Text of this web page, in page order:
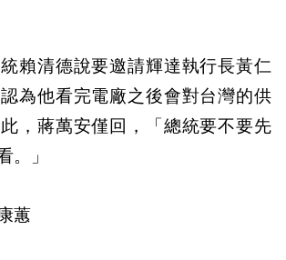
賴清德說要邀請輝達執行長黃仁
為他看完電廠之後會對台灣的供
，蔣萬安僅回，「總統要不要先
。」
蕙